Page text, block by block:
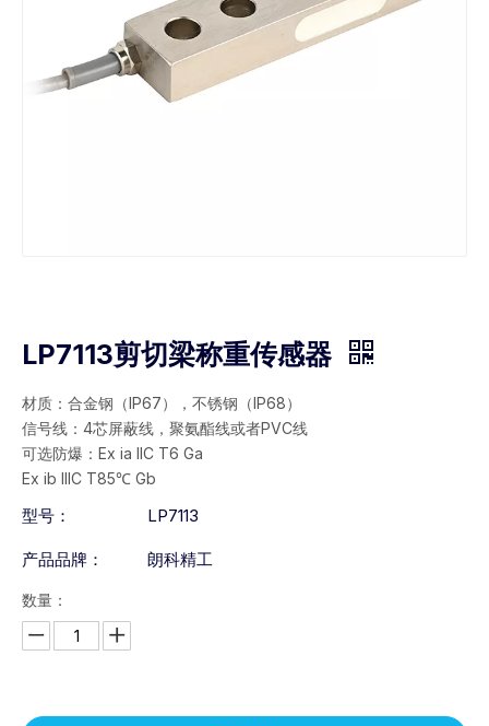
LP7113剪切梁称重传感器
材质：合金钢（IP67），不锈钢（IP68）
信号线：4芯屏蔽线，聚氨酯线或者PVC线
可选防爆：Ex ia IIC T6 Ga
Ex ib IIIC T85℃ Gb
型号： LP7113
产品品牌： 朗科精工
数量：